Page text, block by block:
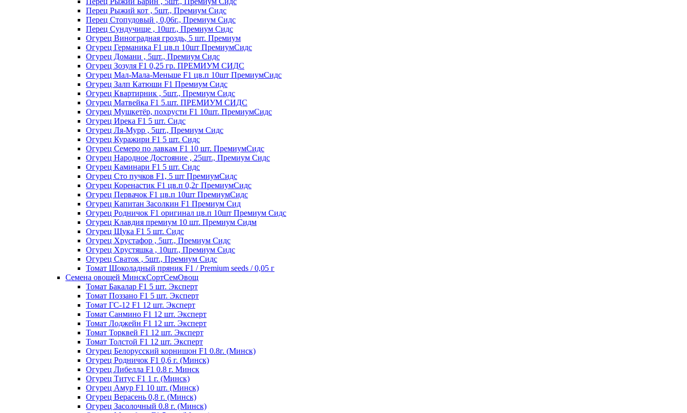
Перец Рыжий кот , 5шт., Премиум Сидс
Перец Стопудовый , 0,06г., Премиум Сидс
Перец Сундучище , 10шт., Премиум Сидс
Огурец Виноградная гроздь, 5 шт. Премиум
Огурец Германика F1 цв.п 10шт ПремиумСидс
Огурец Домани , 5шт., Премиум Сидс
Огурец Зозуля F1 0,25 гр. ПРЕМИУМ СИДС
Огурец Мал-Мала-Меньше F1 цв.п 10шт ПремиумСидс
Огурец Залп Катюши F1 Премиум Сидс
Огурец Квартирник , 5шт., Премиум Сидс
Огурец Матвейка F1 5.шт. ПРЕМИУМ СИДС
Огурец Мушкетёр, похрусти F1 10шт. ПремиумСидс
Огурец Ирека F1 5 шт. Сидс
Огурец Ля-Мурр , 5шт., Премиум Сидс
Огурец Куражири F1 5 шт. Сидс
Огурец Семеро по лавкам F1 10 шт. ПремиумСидс
Огурец Народное Достояние , 25шт., Премиум Сидс
Огурец Каминари F1 5 шт. Сидс
Огурец Сто пучков F1, 5 шт ПремиумСидс
Огурец Коренастик F1 цв.п 0,2г ПремиумСидс
Огурец Первачок F1 цв.п 10шт ПремиумСидс
Огурец Капитан Засолкин F1 Премиум Сид
Огурец Родничок F1 оригинал цв.п 10шт Премиум Сидс
Огурец Клавдия премиум 10 шт. Премиум Сидм
Огурец Щука F1 5 шт. Сидс
Огурец Хрустафор , 5шт., Премиум Сидс
Огурец Хрустяшка , 10шт., Премиум Сидс
Огурец Сваток , 5шт., Премиум Сидс
Томат Шоколадный пряник F1 / Premium seeds / 0,05 г
Семена овощей МинскСортСемОвощ
Томат Бакалар F1 5 шт. Эксперт
Томат Поззано F1 5 шт. Эксперт
Томат ГС-12 F1 12 шт. Эксперт
Томат Санмино F1 12 шт. Эксперт
Томат Лоджейн F1 12 шт. Эксперт
Томат Торквей F1 12 шт. Эксперт
Томат Толстой F1 12 шт. Эксперт
Огурец Белорусский корнишон F1 0.8г. (Минск)
Огурец Родничок F1 0,6 г. (Минск)
Огурец Либелла F1 0.8 г. Минск
Огурец Титус F1 1 г. (Минск)
Огурец Амур F1 10 шт. (Минск)
Огурец Верасень 0,8 г. (Минск)
Огурец Засолочный 0.8 г. (Минск)